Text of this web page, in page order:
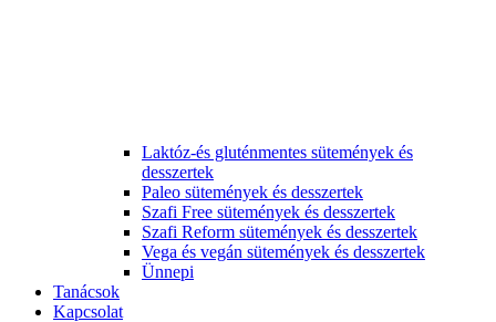
Laktóz-és gluténmentes sütemények és
desszertek
Paleo sütemények és desszertek
Szafi Free sütemények és desszertek
Szafi Reform sütemények és desszertek
Vega és vegán sütemények és desszertek
Ünnepi
Tanácsok
Kapcsolat